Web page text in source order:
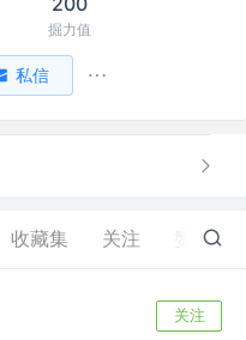
掘力值
私信
收藏集 关注 18
关注